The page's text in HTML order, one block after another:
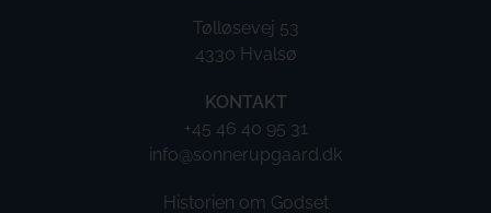
Tølløsevej 53
4330 Hvalsø
KONTAKT
+45 46 40 95 31
info@sonnerupgaard.dk
Historien om Godset